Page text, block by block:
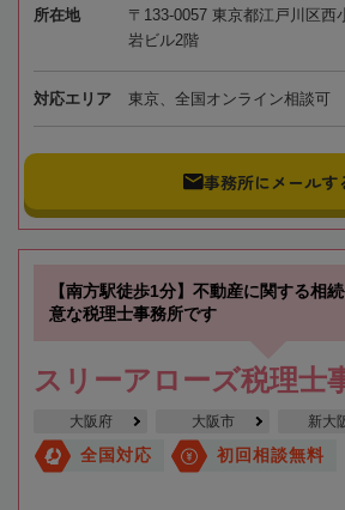
所在地
〒133-0057 東京都江戸川区西
岩ビル2階
対応エリア 東京、全国オンライン相談可
事務所にメールす
【南方駅徒歩1分】不動産に関する相
意な税理士事務所です
スリーアローズ税理士
大阪府 大阪市 新大
全国対応 初回相談無料